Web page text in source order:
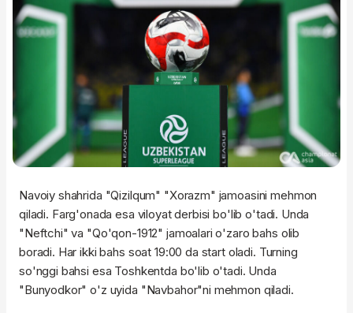
Navoiy shahrida "Qizilqum" "Xorazm" jamoasini mehmon
qiladi. Farg'onada esa viloyat derbisi bo'lib o'tadi. Unda
"Neftchi" va "Qo'qon-1912" jamoalari o'zaro bahs olib
boradi. Har ikki bahs soat 19:00 da start oladi. Turning
so'nggi bahsi esa Toshkentda bo'lib o'tadi. Unda
"Bunyodkor" o'z uyida "Navbahor"ni mehmon qiladi.